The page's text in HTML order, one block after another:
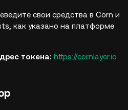
свои средства в Corn и
как указано на платформе
токена: https://cornlayer.io